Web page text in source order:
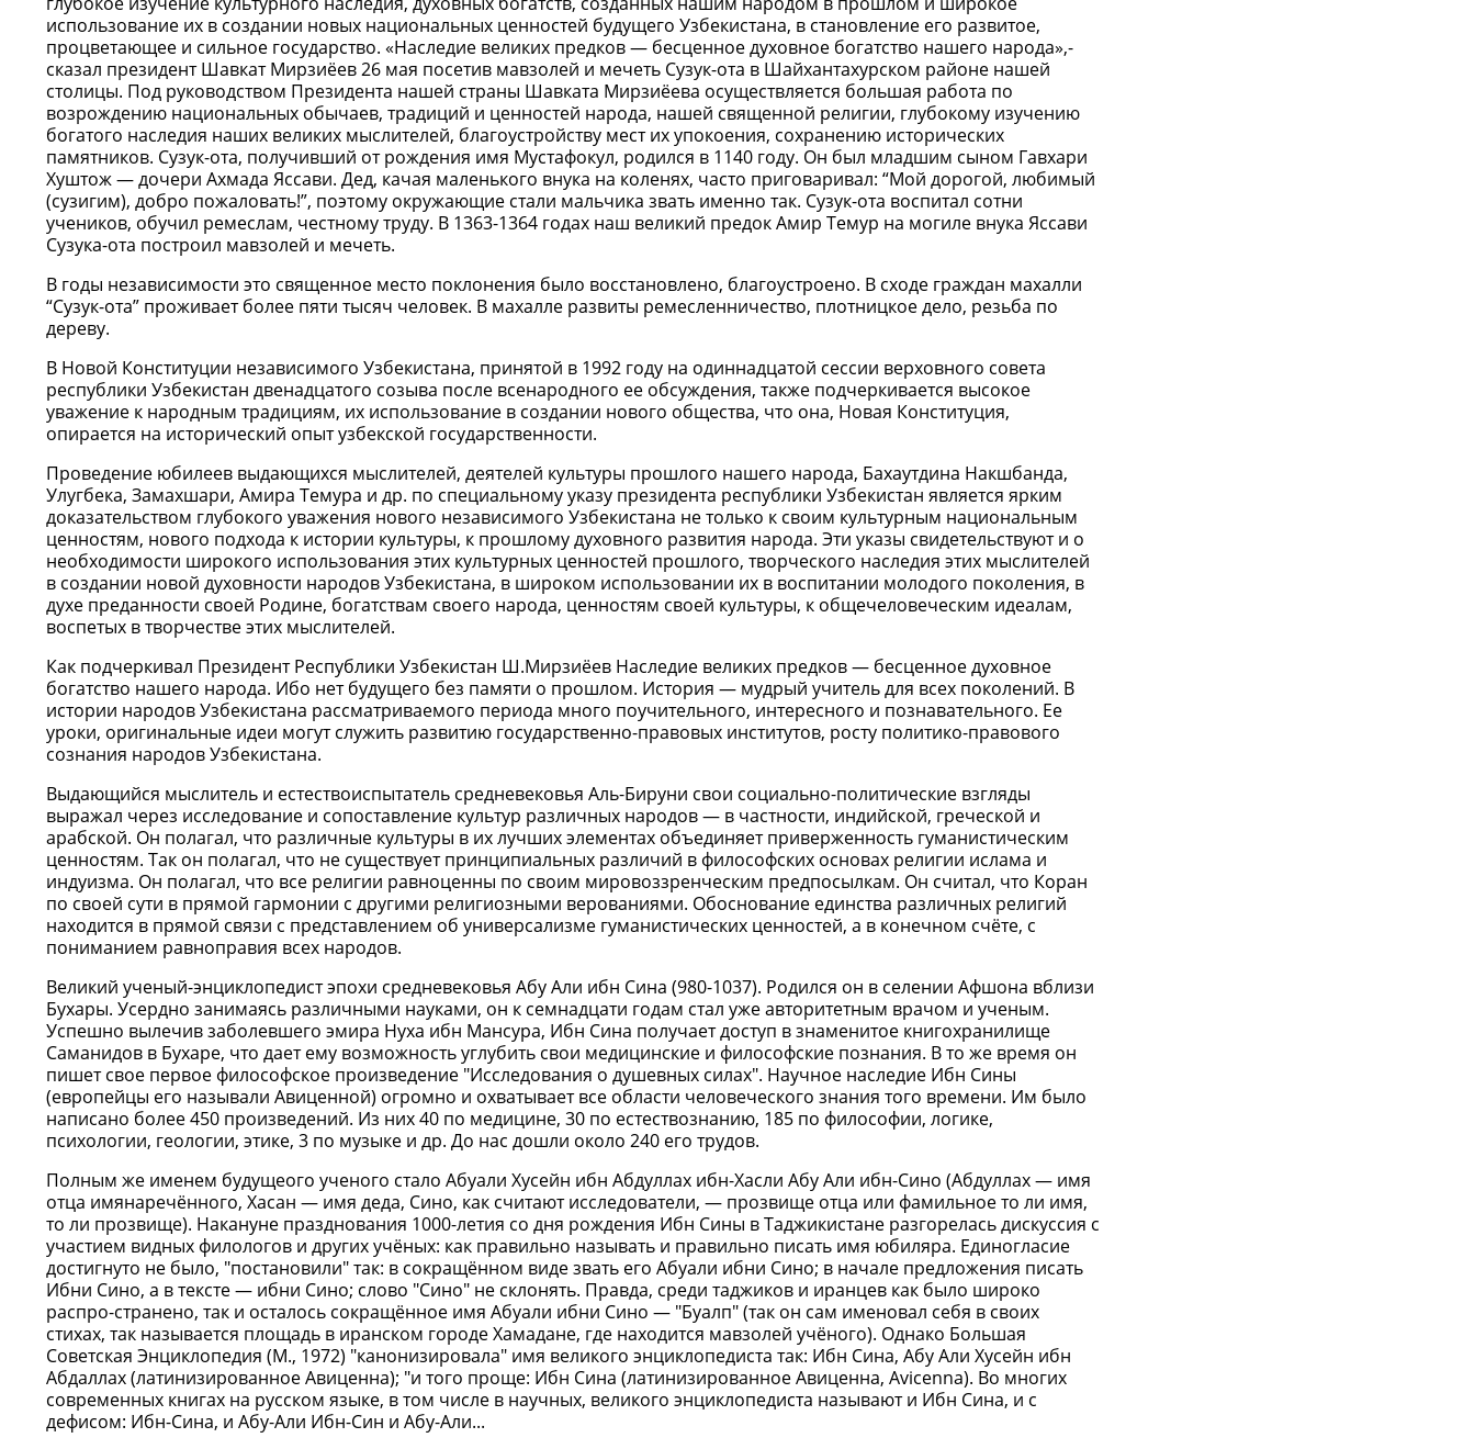
использование их в создании новых национальных ценностей будущего Узбекистана, в становление его развитое,
процветающее и сильное государство. «Наследие великих предков — бесценное духовное богатство нашего народа»,-
сказал президент Шавкат Мирзиёев 26 мая посетив мавзолей и мечеть Сузук-ота в Шайхантахурском районе нашей
столицы. Под руководством Президента нашей страны Шавката Мирзиёева осуществляется большая работа по
возрождению национальных обычаев, традиций и ценностей народа, нашей священной религии, глубокому изучению
богатого наследия наших великих мыслителей, благоустройству мест их упокоения, сохранению исторических
памятников. Сузук-ота, получивший от рождения имя Мустафокул, родился в 1140 году. Он был младшим сыном Гавхари
Хуштож — дочери Ахмада Яссави. Дед, качая маленького внука на коленях, часто приговаривал: “Мой дорогой, любимый
(сузигим), добро пожаловать!”, поэтому окружающие стали мальчика звать именно так. Сузук-ота воспитал сотни
учеников, обучил ремеслам, честному труду. В 1363-1364 годах наш великий предок Амир Темур на могиле внука Яссави
Сузука-ота построил мавзолей и мечеть.
В годы независимости это священное место поклонения было восстановлено, благоустроено. В сходе граждан махалли
“Сузук-ота” проживает более пяти тысяч человек. В махалле развиты ремесленничество, плотницкое дело, резьба по
дереву.
В Новой Конституции независимого Узбекистана, принятой в 1992 году на одиннадцатой сессии верховного совета
республики Узбекистан двенадцатого созыва после всенародного ее обсуждения, также подчеркивается высокое
уважение к народным традициям, их использование в создании нового общества, что она, Новая Конституция,
опирается на исторический опыт узбекской государственности.
Проведение юбилеев выдающихся мыслителей, деятелей культуры прошлого нашего народа, Бахаутдина Накшбанда,
Улугбека, Замахшари, Амира Темура и др. по специальному указу президента республики Узбекистан является ярким
доказательством глубокого уважения нового независимого Узбекистана не только к своим культурным национальным
ценностям, нового подхода к истории культуры, к прошлому духовного развития народа. Эти указы свидетельствуют и о
необходимости широкого использования этих культурных ценностей прошлого, творческого наследия этих мыслителей
в создании новой духовности народов Узбекистана, в широком использовании их в воспитании молодого поколения, в
духе преданности своей Родине, богатствам своего народа, ценностям своей культуры, к общечеловеческим идеалам,
воспетых в творчестве этих мыслителей.
Как подчеркивал Президент Республики Узбекистан Ш.Мирзиёев Наследие великих предков — бесценное духовное
богатство нашего народа. Ибо нет будущего без памяти о прошлом. История — мудрый учитель для всех поколений. В
истории народов Узбекистана рассматриваемого периода много поучительного, интересного и познавательного. Ее
уроки, оригинальные идеи могут служить развитию государственно-правовых институтов, росту политико-правового
сознания народов Узбекистана.
Выдающийся мыслитель и естествоиспытатель средневековья Аль-Бируни свои социально-политические взгляды
выражал через исследование и сопоставление культур различных народов — в частности, индийской, греческой и
арабской. Он полагал, что различные культуры в их лучших элементах объединяет приверженность гуманистическим
ценностям. Так он полагал, что не существует принципиальных различий в философских основах религии ислама и
индуизма. Он полагал, что все религии равноценны по своим мировоззренческим предпосылкам. Он считал, что Коран
по своей сути в прямой гармонии с другими религиозными верованиями. Обоснование единства различных религий
находится в прямой связи с представлением об универсализме гуманистических ценностей, а в конечном счёте, с
пониманием равноправия всех народов.
Великий ученый-энциклопедист эпохи средневековья Абу Али ибн Сина (980-1037). Родился он в селении Афшона вблизи
Бухары. Усердно занимаясь различными науками, он к семнадцати годам стал уже авторитетным врачом и ученым.
Успешно вылечив заболевшего эмира Нуха ибн Мансура, Ибн Сина получает доступ в знаменитое книгохранилище
Саманидов в Бухаре, что дает ему возможность углубить свои медицинские и философские познания. В то же время он
пишет свое первое философское произведение "Исследования о душевных силах". Научное наследие Ибн Сины
(европейцы его называли Авиценной) огромно и охватывает все области человеческого знания того времени. Им было
написано более 450 произведений. Из них 40 по медицине, 30 по естествознанию, 185 по философии, логике,
психологии, геологии, этике, 3 по музыке и др. До нас дошли около 240 его трудов.
Полным же именем будущеого ученого стало Абуали Хусейн ибн Абдуллах ибн-Хасли Абу Али ибн-Сино (Абдуллах — имя
отца имянаречённого, Хасан — имя деда, Сино, как считают исследователи, — прозвище отца или фамильное то ли имя,
то ли прозвище). Накануне празднования 1000-летия со дня рождения Ибн Сины в Таджикистане разгорелась дискуссия с
участием видных филологов и других учёных: как правильно называть и правильно писать имя юбиляра. Единогласие
достигнуто не было, "постановили" так: в сокращённом виде звать его Абуали ибни Сино; в начале предложения писать
Ибни Сино, а в тексте — ибни Сино; слово "Сино" не склонять. Правда, среди таджиков и иранцев как было широко
распро-странено, так и осталось сокращённое имя Абуали ибни Сино — "Буалп" (так он сам именовал себя в своих
стихах, так называется площадь в иранском городе Хамадане, где находится мавзолей учёного). Однако Большая
Советская Энциклопедия (М., 1972) "канонизировала" имя великого энциклопедиста так: Ибн Сина, Абу Али Хусейн ибн
Абдаллах (латинизированное Авиценна); "и того проще: Ибн Сина (латинизированное Авиценна, Avicenna). Во многих
современных книгах на русском языке, в том числе в научных, великого энциклопедиста называют и Ибн Сина, и с
дефисом: Ибн-Сина, и Абу-Али Ибн-Син и Абу-Али...